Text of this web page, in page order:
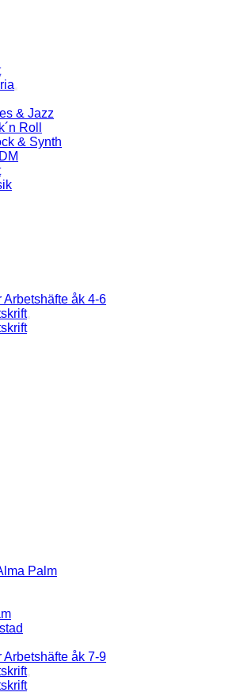
& Jazz
Roll
& Synth
åk 4-6
Palm
åk 7-9